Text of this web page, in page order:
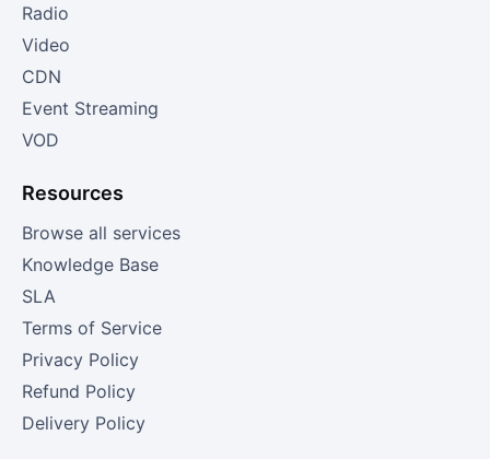
Radio
Video
CDN
Event Streaming
VOD
Resources
Browse all services
Knowledge Base
SLA
Terms of Service
Privacy Policy
Refund Policy
Delivery Policy